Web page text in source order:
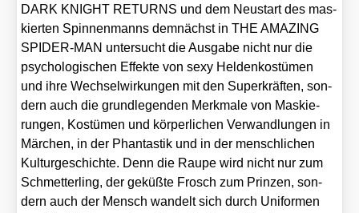
DARK KNIGHT RETURNS und dem Neu­start des mas­
kier­ten Spin­nen­manns dem­nächst in THE AMAZING
SPIDER-MAN unter­sucht die Aus­ga­be nicht nur die
psy­cho­lo­gi­schen Effek­te von sexy Hel­den­kos­tü­men
und ihre Wech­sel­wir­kun­gen mit den Super­kräf­ten, son­
dern auch die grund­le­gen­den Merk­ma­le von Mas­kie­
run­gen, Kos­tü­men und kör­per­li­chen Ver­wand­lun­gen in
Mär­chen, in der Phan­tas­tik und in der mensch­li­chen
Kul­tur­ge­schich­te. Denn die Rau­pe wird nicht nur zum
Schmet­ter­ling, der geküß­te Frosch zum Prin­zen, son­
dern auch der Mensch wan­delt sich durch Uni­for­men